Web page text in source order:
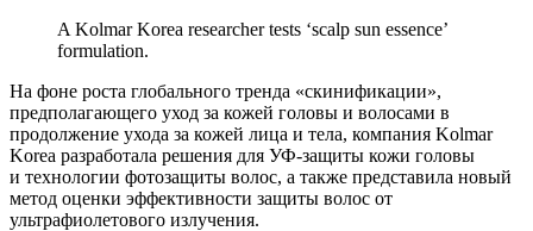
A Kolmar Korea researcher tests ‘scalp sun essence’
formulation.
На фоне роста глобального тренда «скинификации»,
предполагающего уход за кожей головы и волосами в
продолжение ухода за кожей лица и тела, компания Kolmar
Korea разработала решения для УФ-защиты кожи головы
и технологии фотозащиты волос, а также представила новый
метод оценки эффективности защиты волос от
ультрафиолетового излучения.